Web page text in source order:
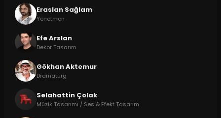
Eraslan Sağlam
Yönetmen
Efe Arslan
Dekor Tasarım
Gökhan Aktemur
Dramaturg
Selahattin Çolak
Müzik Tasarımı / Ses & Efekt Tasarım